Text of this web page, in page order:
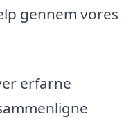
gennem vores
erfarne